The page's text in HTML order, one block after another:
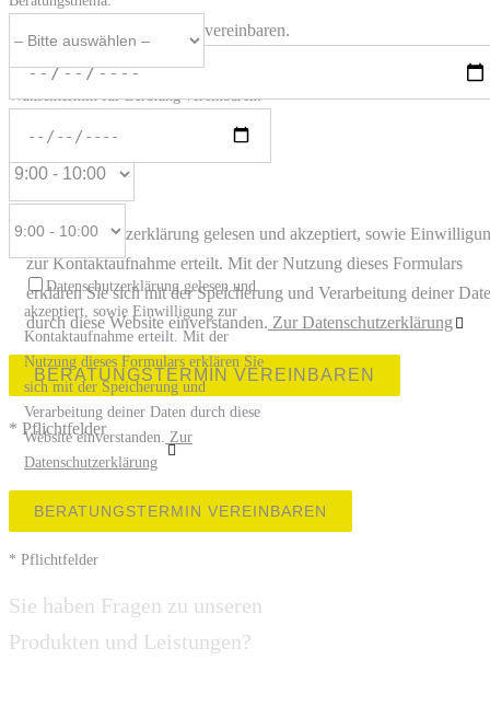
Wunschtermin für Beratung vereinbaren.
Datenschutzerklärung gelesen und akzeptiert, sowie
zur Kontaktaufnahme erteilt. Mit der Nutzung dieses Formulars
erklären Sie sich mit der Speicherung und Verarbeitung deiner
durch diese Website einverstanden. Zur Datenschutzerklärung
Bitte lasse dieses Feld leer.
* Pflichtfelder
Wunschtermin für Beratung vereinbaren.
Datenschutzerklärung gelesen und
akzeptiert, sowie Einwilligung zur
Kontaktaufnahme erteilt. Mit der
Nutzung dieses Formulars erklären Sie
sich mit der Speicherung und
Verarbeitung deiner Daten durch diese
Website einverstanden. Zur
Datenschutzerklärung
Bitte lasse dieses Feld leer.
* Pflichtfelder
Sie haben Fragen zu unseren
Produkten und Leistungen?